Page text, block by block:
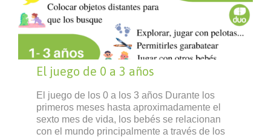
El juego de 0 a 3 años
El juego de los 0 a los 3 años Durante los
primeros meses hasta aproximadamente el
sexto mes de vida, los bebés se relacionan
con el mundo principalmente a través de los